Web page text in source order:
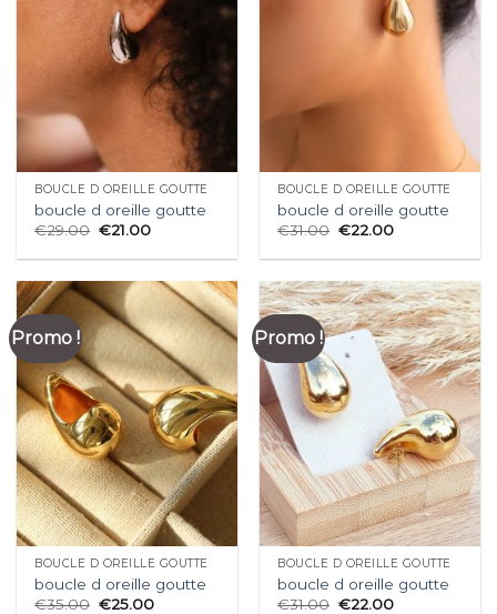
BOUCLE D OREILLE GOUTTE
boucle d oreille goutte
€29.00 €21.00
BOUCLE D OREILLE GOUTTE
boucle d oreille goutte
€31.00 €22.00
Promo !
BOUCLE D OREILLE GOUTTE
boucle d oreille goutte
€35.00 €25.00
Promo !
BOUCLE D OREILLE GOUTTE
boucle d oreille goutte
€31.00 €22.00